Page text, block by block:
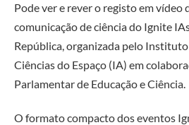
Pode ver e rever o registo em vídeo
comunicação de ciência do Ignite
República, organizada pelo
Ciências do Espaço (IA) em
Parlamentar de Educação e Ciência.
O formato compacto dos eventos